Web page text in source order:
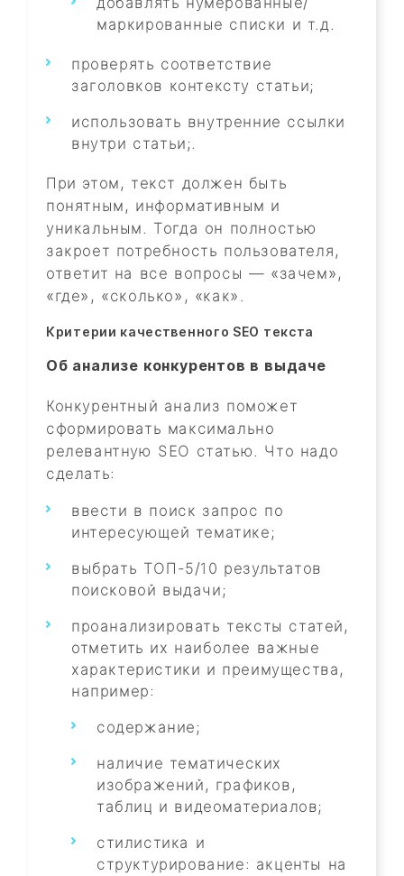
маркированные списки и т.д.
проверять соответствие
заголовков контексту статьи;
использовать внутренние ссылки
внутри статьи;.
При этом, текст должен быть
понятным, информативным и
уникальным. Тогда он полностью
закроет потребность пользователя,
ответит на все вопросы — «зачем»,
«где», «сколько», «как».
Критерии качественного SEO текста
Об анализе конкурентов в выдаче
Конкурентный анализ поможет
сформировать максимально
релевантную SEO статью. Что надо
сделать:
ввести в поиск запрос по
интересующей тематике;
выбрать ТОП-5/10 результатов
поисковой выдачи;
проанализировать тексты статей,
отметить их наиболее важные
характеристики и преимущества,
например:
содержание;
наличие тематических
изображений, графиков,
таблиц и видеоматериалов;
стилистика и
структурирование: акценты на